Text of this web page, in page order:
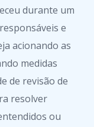
durante um
e
acionando as
medidas
de revisão de
resolver
ou